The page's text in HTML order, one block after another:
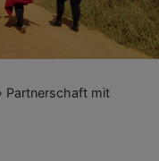
Partnerschaft mit